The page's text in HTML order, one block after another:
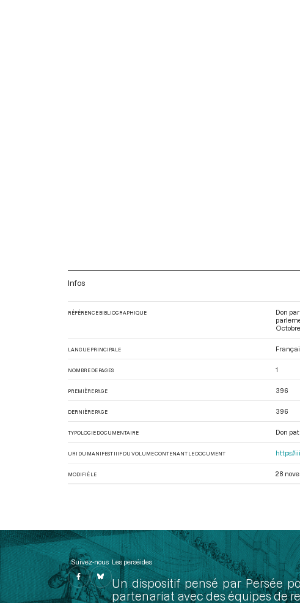
Infos
RÉFÉRENCE BIBLIOGRAPHIQUE
Don
LANGUE PRINCIPALE
NOMBRE DE PAGES 1
PREMIÈRE PAGE 396
DERNIÈRE PAGE 396
TYPOLOGIE DOCUMENTAIRE Don
URI DU MANIFEST IIIF DU VOLUME CONTENANT LE DOCUMENT https://
MODIFIÉ LE 28
Suivez-nous Les perséides
Un dispositif pensé par Persée
partenariat avec des équipes de